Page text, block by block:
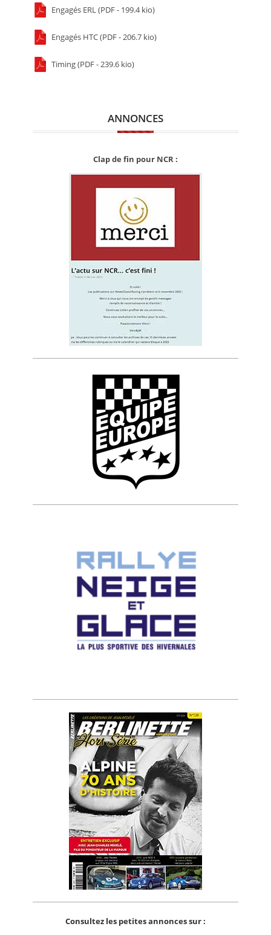
Engagés ERL (PDF - 199.4 kio)
Engagés HTC (PDF - 206.7 kio)
Timing (PDF - 239.6 kio)
ANNONCES
Clap de fin pour NCR :
Consultez les petites annonces sur :